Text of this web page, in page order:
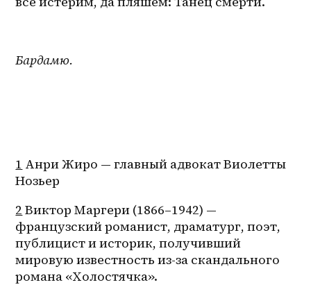
Бардамю.
1 Анри Жиро — главный адвокат Виолетты
Нозьер
2 Виктор Маргери (1866–1942) —
французский романист, драматург, поэт,
публицист и историк, получивший
мировую известность из-за скандального
романа «Холостячка».